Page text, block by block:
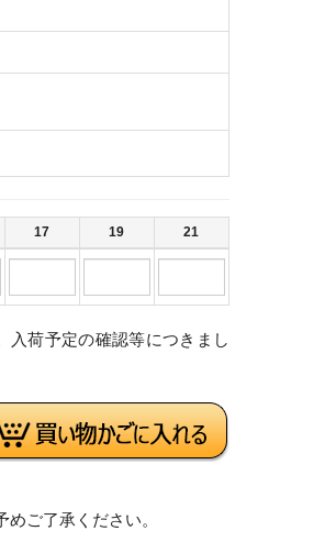
17 19 21
荷予定の確認等につきまし
ご了承ください。